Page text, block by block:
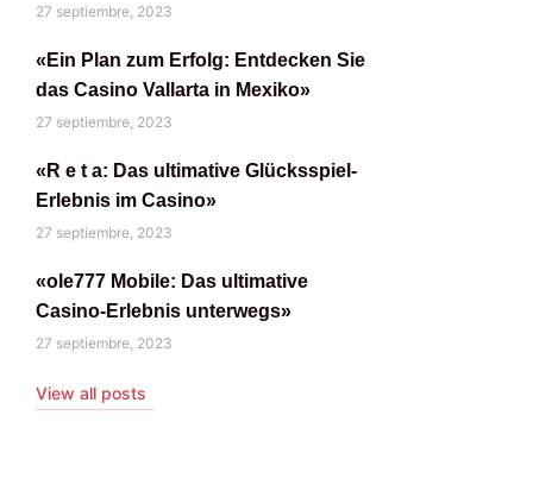
27 septiembre, 2023
«Ein Plan zum Erfolg: Entdecken Sie
das Casino Vallarta in Mexiko»
27 septiembre, 2023
«R e t a: Das ultimative Glücksspiel-
Erlebnis im Casino»
27 septiembre, 2023
«ole777 Mobile: Das ultimative
Casino-Erlebnis unterwegs»
27 septiembre, 2023
View all posts